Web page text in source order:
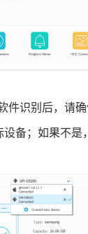
件识别后，请
备；如果不是